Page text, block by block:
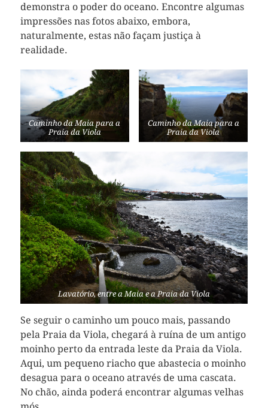
demonstra o poder do oceano. Encontre algumas
impressões nas fotos abaixo, embora,
naturalmente, estas não façam justiça à
realidade.
Caminho da Maia para a
Praia da Viola
Caminho da Maia para a
Praia da Viola
Lavatório, entre a Maia e a Praia da Viola
Se seguir o caminho um pouco mais, passando
pela Praia da Viola, chegará à ruína de um antigo
moinho perto da entrada leste da Praia da Viola.
Aqui, um pequeno riacho que abastecia o moinho
desagua para o oceano através de uma cascata.
No chão, ainda poderá encontrar algumas velhas